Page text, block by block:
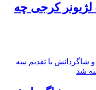
لژیونر کرجی چه